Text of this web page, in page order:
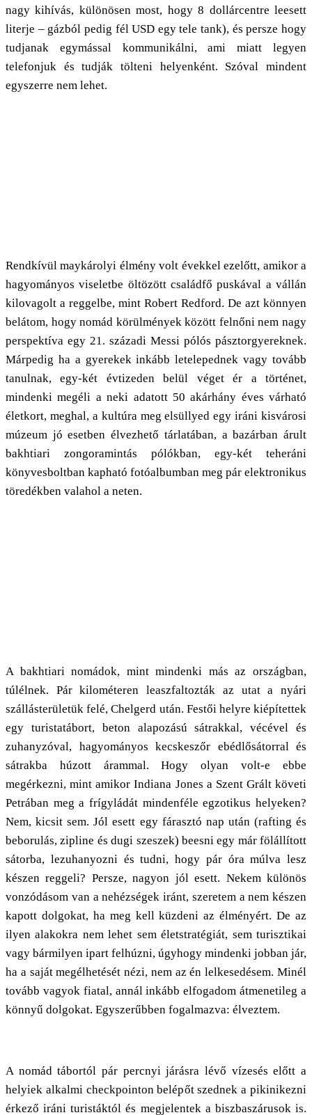
nagy kihívás, különösen most, hogy 8 dollárcentre leesett
literje – gázból pedig fél USD egy tele tank), és persze hogy
tudjanak egymással kommunikálni, ami miatt legyen
telefonjuk és tudják tölteni helyenként. Szóval mindent
egyszerre nem lehet.
Rendkívül maykárolyi élmény volt évekkel ezelőtt, amikor a
hagyományos viseletbe öltözött családfő puskával a vállán
kilovagolt a reggelbe, mint Robert Redford. De azt könnyen
belátom, hogy nomád körülmények között felnőni nem nagy
perspektíva egy 21. századi Messi pólós pásztorgyereknek.
Márpedig ha a gyerekek inkább letelepednek vagy tovább
tanulnak, egy-két évtizeden belül véget ér a történet,
mindenki megéli a neki adatott 50 akárhány éves várható
életkort, meghal, a kultúra meg elsüllyed egy iráni kisvárosi
múzeum jó esetben élvezhető tárlatában, a bazárban árult
bakhtiari zongoramintás pólókban, egy-két teheráni
könyvesboltban kapható fotóalbumban meg pár elektronikus
töredékben valahol a neten.
A bakhtiari nomádok, mint mindenki más az országban,
túlélnek. Pár kilométeren leaszfaltozták az utat a nyári
szállásterületük felé, Chelgerd után. Festői helyre kiépítettek
egy turistatábort, beton alapozású sátrakkal, vécével és
zuhanyzóval, hagyományos kecskeszőr ebédlősátorral és
sátrakba húzott árammal. Hogy olyan volt-e ebbe
megérkezni, mint amikor Indiana Jones a Szent Grált követi
Petrában meg a frígyládát mindenféle egzotikus helyeken?
Nem, kicsit sem. Jól esett egy fárasztó nap után (rafting és
beborulás, zipline és dugi szeszek) beesni egy már fölállított
sátorba, lezuhanyozni és tudni, hogy pár óra múlva lesz
készen reggeli? Persze, nagyon jól esett. Nekem különös
vonzódásom van a nehézségek iránt, szeretem a nem készen
kapott dolgokat, ha meg kell küzdeni az élményért. De az
ilyen alakokra nem lehet sem életstratégiát, sem turisztikai
vagy bármilyen ipart felhúzni, úgyhogy mindenki jobban jár,
ha a saját megélhetését nézi, nem az én lelkesedésem. Minél
tovább vagyok fiatal, annál inkább elfogadom átmenetileg a
könnyű dolgokat. Egyszerűbben fogalmazva: élveztem.
A nomád tábortól pár percnyi járásra lévő vízesés előtt a
helyiek alkalmi checkpointon belépőt szednek a pikinikezni
érkező iráni turistáktól és megjelentek a biszbaszárusok is.